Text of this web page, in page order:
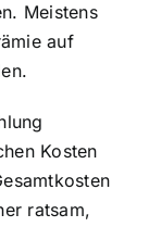
Meistens
auf
Kosten
ratsam,